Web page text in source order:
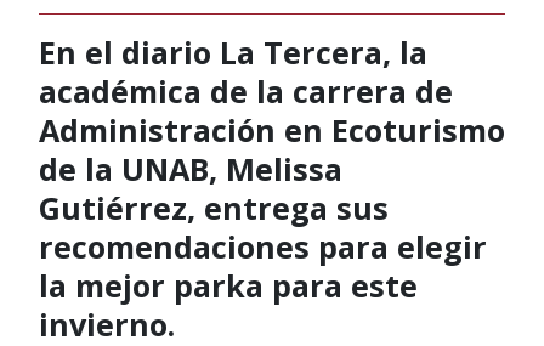
En el diario La Tercera, la
académica de la carrera de
Administración en Ecoturismo
de la UNAB, Melissa
Gutiérrez, entrega sus
recomendaciones para elegir
la mejor parka para este
invierno.